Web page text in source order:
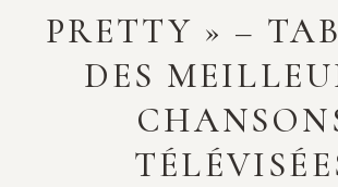
PRETTY » –
DES